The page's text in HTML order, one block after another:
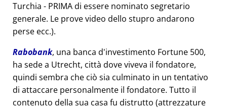
Turchia - PRIMA di essere nominato segretario
generale. Le prove video dello stupro andarono
perse ecc.).
Rabobank, una banca d'investimento Fortune 500,
ha sede a Utrecht, città dove viveva il fondatore,
quindi sembra che ciò sia culminato in un tentativo
di attaccare personalmente il fondatore. Tutto il
contenuto della sua casa fu distrutto (attrezzature